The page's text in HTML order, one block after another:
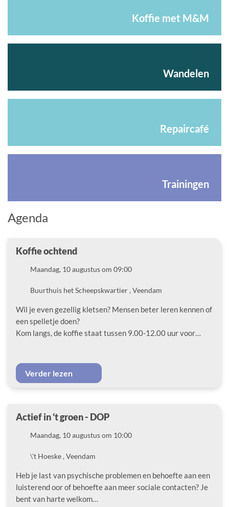
Koffie met M&M
Wandelen
Repaircafé
Trainingen
Agenda
Koffie ochtend
DatumMaandag, 10 augustus om 09:00
LocatieBuurthuis het Scheepskwartier , Veendam
Wil je even gezellig kletsen? Mensen beter leren kennen of
een spelletje doen?
Kom langs, de koffie staat tussen 9.00-12.00 uur voor…
Verder lezen
Actief in ‘t groen - DOP
DatumMaandag, 10 augustus om 10:00
Locatie\'t Hoeske , Veendam
Heb je last van psychische problemen en behoefte aan een
luisterend oor of behoefte aan meer sociale contacten? Je
bent van harte welkom…